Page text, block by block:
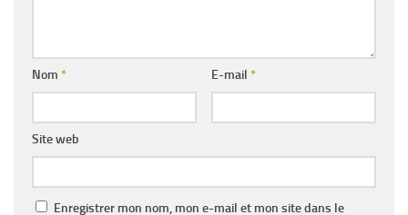
Nom * E-mail *
Site web
Enregistrer mon nom, mon e-mail et mon site dans le